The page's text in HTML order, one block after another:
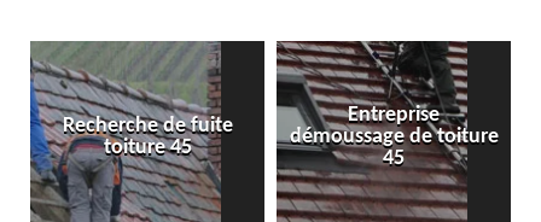
Entreprise
démoussage de toiture
45
Isolation toiture 45